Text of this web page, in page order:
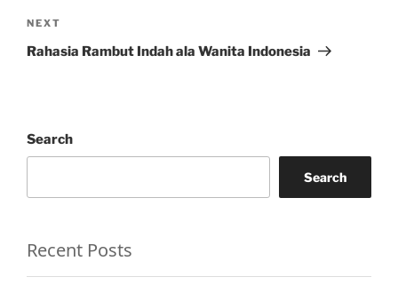
Next
Post
NEXT
Rahasia Rambut Indah ala Wanita Indonesia
Search
Search
Recent Posts